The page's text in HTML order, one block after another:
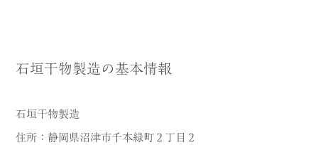
石垣干物製造の基本情報
石垣干物製造
住所：静岡県沼津市千本緑町２丁目２